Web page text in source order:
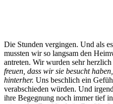
Die Stunden vergingen. Und als
mussten wir so langsam den
antreten. Wir wurden sehr herzlich
freuen, dass wir sie besucht
hinterher. Uns beschlich ein
verabschieden würden. Und
ihre Begegnung noch immer tief